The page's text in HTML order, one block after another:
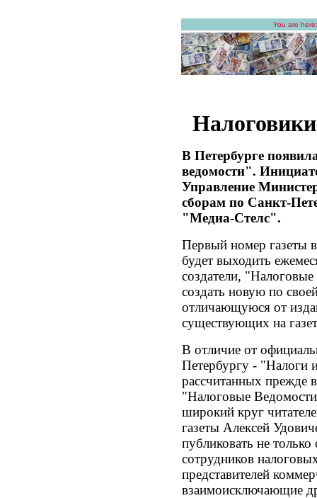
You are
Налоговики
В Петербурге
ведомости".
Управление
сборам по Санкт-
"Медиа-Стелс".
Первый номер газеты
будет выходить
создатели,
создать новую по
отличающуюся от
существующих на
В отличие от
Петербургу - "Налоги
рассчитанных прежде
"Налоговые
широкий круг
газеты Алексей
публиковать не
сотрудников
представителей
взаимоисключающие